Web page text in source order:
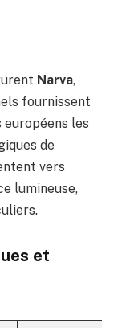
Narva,
fournissent
les
de
vers
lumineuse,
et